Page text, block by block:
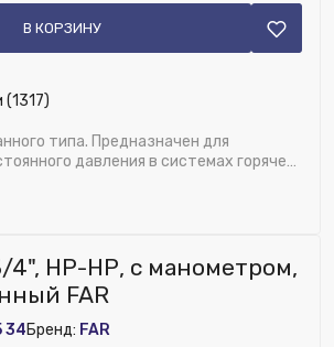
(1317)
типа. Предназначен для
давления в системах горячего
В КОРЗИНУ
Водоснабжение
на веб-витрине mag1c:
4", НР-НР, с манометром,
FAR
34Бренд: FAR